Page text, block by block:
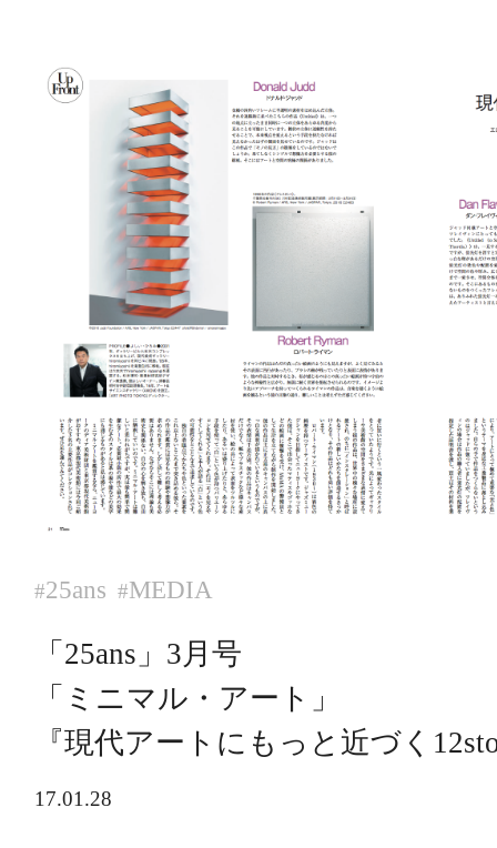
#25ans #MEDIA
「25ans」3月号
「ミニマル・アート」
『現代アートにもっと近づく
17.01.28